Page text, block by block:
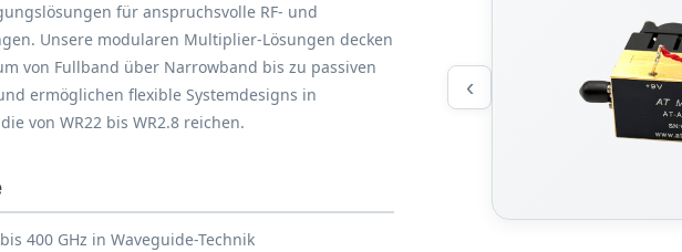
für anspruchsvolle RF- und
Unsere modularen Multiplier-Lösungen decken
von Fullband über Narrowband bis zu passiven
ermöglichen flexible Systemdesigns in
von WR22 bis WR2.8 reichen.
400 GHz in Waveguide-Technik
‹